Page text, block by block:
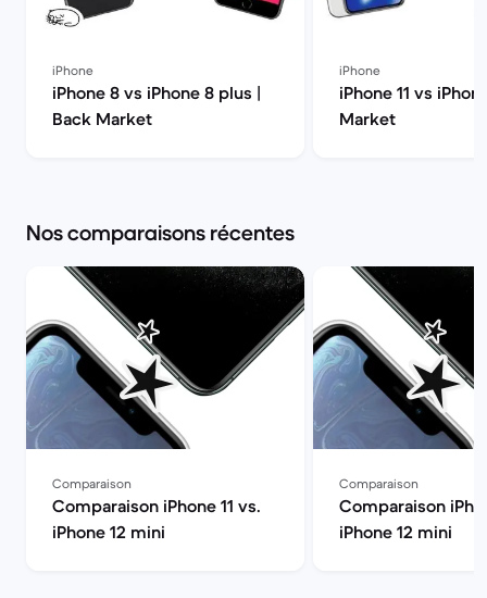
iPhone
iPhone 8 vs iPhone 8 plus |
Back Market
iPhone
iPhone 11 vs
Market
Nos comparaisons récentes
Comparaison
Comparaison iPhone 11 vs.
iPhone 12 mini
Comparaison
Comparaison
iPhone 12 mini